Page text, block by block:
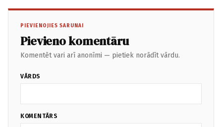
PIEVIENOJIES SARUNAI
Pievieno komentāru
Komentēt vari arī anonīmi — pietiek norādīt vārdu.
VĀRDS
KOMENTĀRS